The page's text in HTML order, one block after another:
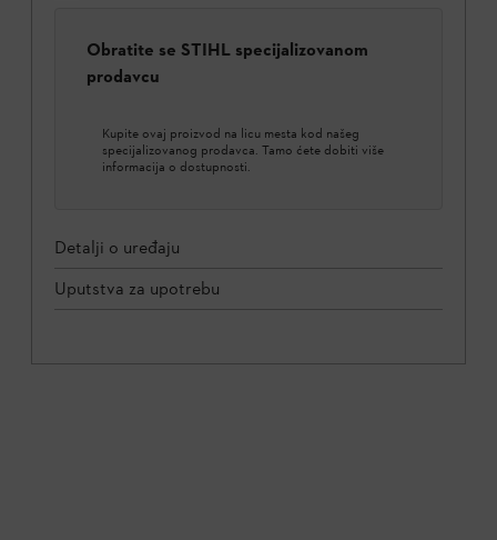
Obratite se STIHL specijalizovanom
prodavcu
Kupite ovaj proizvod na licu mesta kod našeg
specijalizovanog prodavca. Tamo ćete dobiti više
informacija o dostupnosti.
Detalji o uređaju
Uputstva za upotrebu